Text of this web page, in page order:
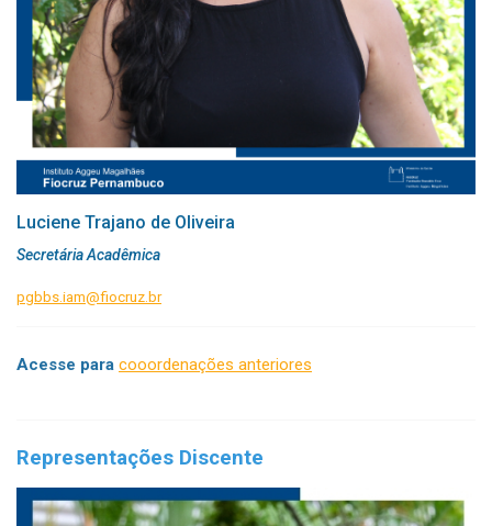
Luciene Trajano de Oliveira
Secretária Acadêmica
pgbbs.iam@fiocruz.br
Acesse para cooordenações anteriores
Representações Discente